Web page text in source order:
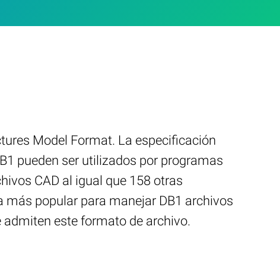
Model Format. La especificación
pueden ser utilizados por programas
CAD al igual que 158 otras
más popular para manejar DB1 archivos
admiten este formato de archivo.